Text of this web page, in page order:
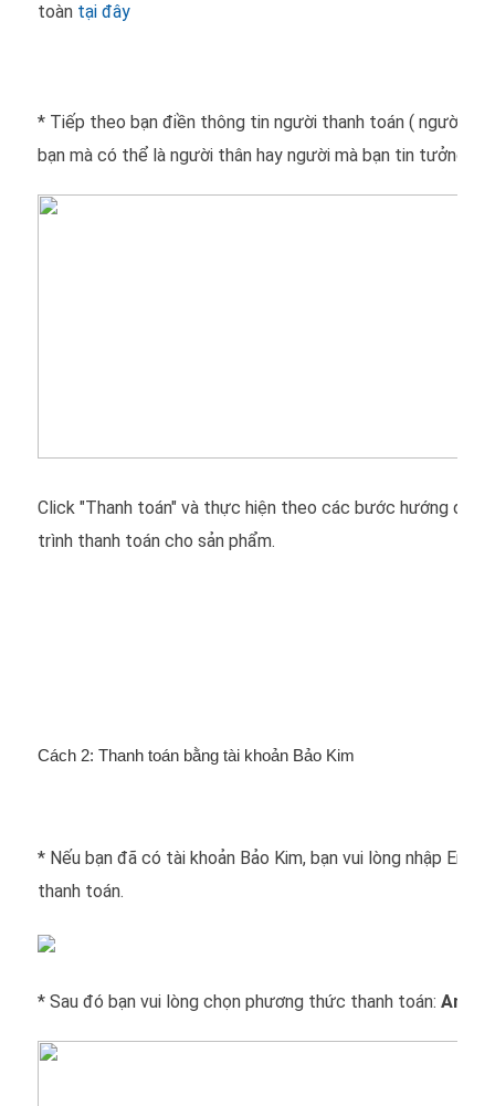
toàn tại đây
* Tiếp theo bạn điền thông tin người thanh toán ( người
bạn mà có thể là người thân hay người mà bạn tin tưởng
Click "Thanh toán" và thực hiện theo các bước hướng dẫn
trình thanh toán cho sản phẩm.
Cách 2: Thanh toán bằng tài khoản Bảo Kim
* Nếu bạn đã có tài khoản Bảo Kim, bạn vui lòng nhập
thanh toán.
* Sau đó bạn vui lòng chọn phương thức thanh toán: An